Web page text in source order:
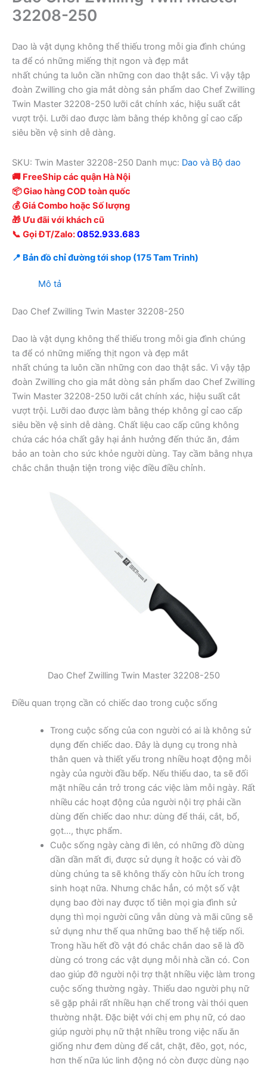
32208-250
Dao là vật dụng không thể thiếu trong mỗi gia đình chúng
ta để có những miếng thịt ngon và đẹp mắt
nhất chúng ta luôn cần những con dao thật sắc. Vì vậy tập
đoàn Zwilling cho gia mắt dòng sản phẩm dao Chef Zwilling
Twin Master 32208-250 lưỡi cắt chính xác, hiệu suất cắt
vượt trội. Lưỡi dao được làm bằng thép không gỉ cao cấp
siêu bền vệ sinh dễ dàng.
SKU: Twin Master 32208-250 Danh mục: Dao và Bộ dao
🚚 FreeShip các quận Hà Nội
📦 Giao hàng COD toàn quốc
💰 Giá Combo hoặc Số lượng
🎁 Ưu đãi với khách cũ
📞 Gọi ĐT/Zalo:0852.933.683
📍 Bản đồ chỉ đường tới shop (175 Tam Trinh)
Mô tả
Dao Chef Zwilling Twin Master 32208-250
Dao là vật dụng không thể thiếu trong mỗi gia đình chúng
ta để có những miếng thịt ngon và đẹp mắt
nhất chúng ta luôn cần những con dao thật sắc. Vì vậy tập
đoàn Zwilling cho gia mắt dòng sản phẩm dao Chef Zwilling
Twin Master 32208-250 lưỡi cắt chính xác, hiệu suất cắt
vượt trội. Lưỡi dao được làm bằng thép không gỉ cao cấp
siêu bền vệ sinh dễ dàng. Chất liệu cao cấp cũng không
chứa các hóa chất gây hại ảnh hưởng đến thức ăn, đảm
bảo an toàn cho sức khỏe người dùng. Tay cầm bằng nhựa
chắc chắn thuận tiện trong việc điều điều chỉnh.
Dao Chef Zwilling Twin Master 32208-250
Điều quan trọng cần có chiếc dao trong cuộc sống
Trong cuộc sống của con người có ai là không sử
dụng đến chiếc dao. Đây là dụng cụ trong nhà
thân quen và thiết yếu trong nhiều hoạt động mỗi
ngày của người đầu bếp. Nếu thiếu dao, ta sẽ đối
mặt nhiều cản trở trong các việc làm mỗi ngày. Rất
nhiều các hoạt động của người nội trợ phải cần
dùng đến chiếc dao như: dùng để thái, cắt, bổ,
gọt…, thực phẩm.
Cuộc sống ngày càng đi lên, có những đồ dùng
dần dần mất đi, được sử dụng ít hoặc có vài đồ
dùng chúng ta sẽ không thấy còn hữu ích trong
sinh hoạt nữa. Nhưng chắc hẳn, có một số vật
dụng bao đời nay được tổ tiên mọi gia đình sử
dụng thì mọi người cũng vẫn dùng và mãi cũng sẽ
sử dụng như thế qua những bao thế hệ tiếp nối.
Trong hầu hết đồ vật đó chắc chắn dao sẽ là đồ
dùng có trong các vật dụng mỗi nhà cần có. Con
dao giúp đỡ người nội trợ thật nhiều việc làm trong
cuộc sống thường ngày. Thiếu dao người phụ nữ
sẽ gặp phải rất nhiều hạn chế trong vài thói quen
thường nhật. Đặc biệt với chị em phụ nữ, có dao
giúp người phụ nữ thật nhiều trong việc nấu ăn
giống như đem dùng để cắt, chặt, đẽo, gọt, nóc,
hơn thế nữa lúc linh động nó còn được dùng nạo